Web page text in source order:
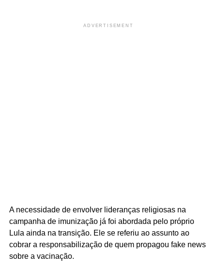
ADVERTISEMENT
A necessidade de envolver lideranças religiosas na
campanha de imunização já foi abordada pelo próprio
Lula ainda na transição. Ele se referiu ao assunto ao
cobrar a responsabilização de quem propagou fake news
sobre a vacinação.